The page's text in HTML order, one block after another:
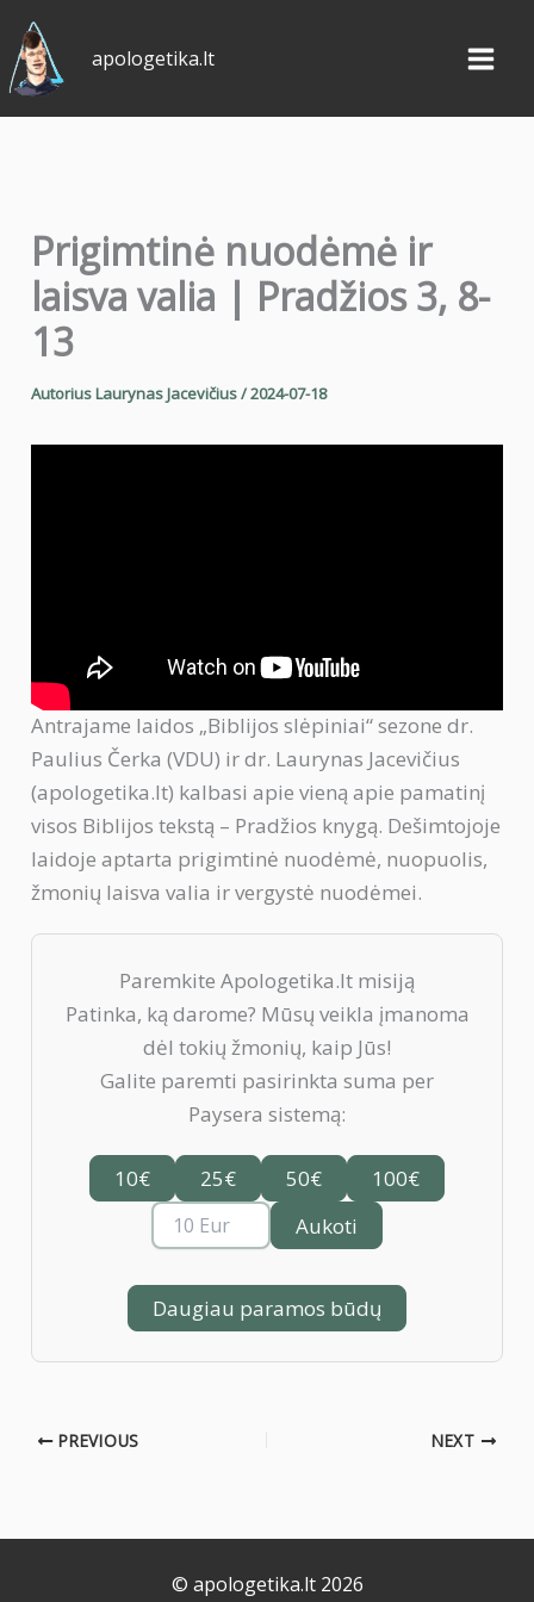
Pereiti
prie
turinio
apologetika.lt
Prigimtinė nuodėmė ir
laisva valia | Pradžios 3, 8-
13
AutoriusLaurynas Jacevičius/2024-07-18
Antrajame laidos „Biblijos slėpiniai“ sezone dr.
Paulius Čerka (VDU) ir dr. Laurynas Jacevičius
(apologetika.lt) kalbasi apie vieną apie pamatinį
visos Biblijos tekstą – Pradžios knygą. Dešimtojoje
laidoje aptarta prigimtinė nuodėmė, nuopuolis,
žmonių laisva valia ir vergystė nuodėmei.
Paremkite Apologetika.lt misiją
Patinka, ką darome? Mūsų veikla įmanoma
dėl tokių žmonių, kaip Jūs!
Galite paremti pasirinkta suma per
Paysera sistemą:
10€ 25€ 50€
100€
Aukoti
Daugiau paramos būdų
PREVIOUS NEXT
© apologetika.lt 2026